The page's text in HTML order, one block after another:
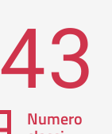
43
Numero